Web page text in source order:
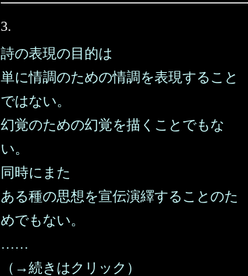
3.
詩の表現の目的は
単に情調のための情調を表現すること
ではない。
幻覚のための幻覚を描くことでもな
い。
同時にまた
ある種の思想を宣伝演繹することのた
めでもない。
……
（→続きはクリック）